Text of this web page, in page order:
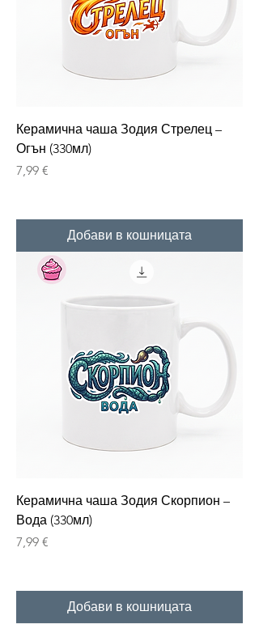
Керамична чаша Зодия Стрелец –
Огън (330мл)
Цена
7,99 €
Добави в кошницата
Керамична чаша Зодия Скорпион –
Вода (330мл)
Цена
7,99 €
Добави в кошницата